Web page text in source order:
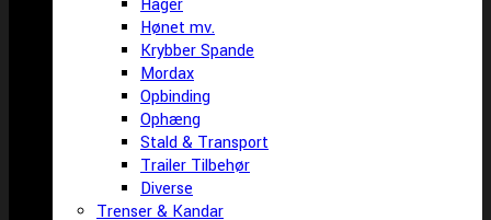
Hager
Hønet mv.
Krybber Spande
Mordax
Opbinding
Ophæng
Stald & Transport
Trailer Tilbehør
Diverse
Trenser & Kandar